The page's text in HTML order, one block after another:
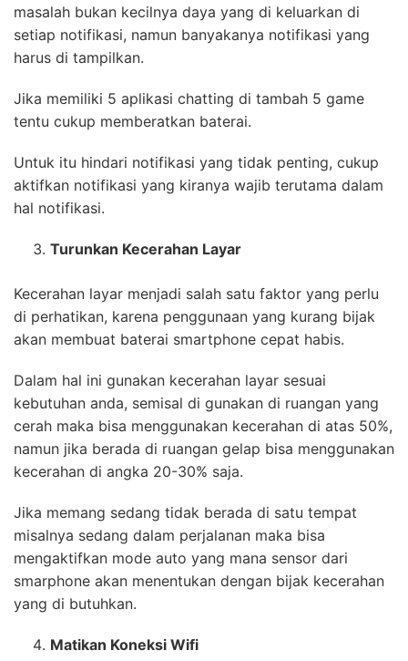
masalah bukan kecilnya daya yang di keluarkan di
setiap notifikasi, namun banyakanya notifikasi yang
harus di tampilkan.
Jika memiliki 5 aplikasi chatting di tambah 5 game
tentu cukup memberatkan baterai.
Untuk itu hindari notifikasi yang tidak penting, cukup
aktifkan notifikasi yang kiranya wajib terutama dalam
hal notifikasi.
Turunkan Kecerahan Layar
Kecerahan layar menjadi salah satu faktor yang perlu
di perhatikan, karena penggunaan yang kurang bijak
akan membuat baterai smartphone cepat habis.
Dalam hal ini gunakan kecerahan layar sesuai
kebutuhan anda, semisal di gunakan di ruangan yang
cerah maka bisa menggunakan kecerahan di atas 50%,
namun jika berada di ruangan gelap bisa menggunakan
kecerahan di angka 20-30% saja.
Jika memang sedang tidak berada di satu tempat
misalnya sedang dalam perjalanan maka bisa
mengaktifkan mode auto yang mana sensor dari
smarphone akan menentukan dengan bijak kecerahan
yang di butuhkan.
Matikan Koneksi Wifi